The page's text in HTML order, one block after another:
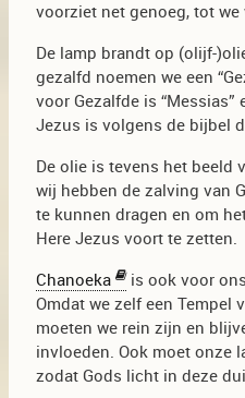
voorziet net genoeg, tot
De lamp brandt op (olijf-
gezalfd noemen we een
voor Gezalfde is “Messias”
Jezus is volgens de bijbel
De olie is tevens het beeld
wij hebben de zalving van
te kunnen dragen en om
Here Jezus voort te zetten.
Chanoeka
is ook voor
Omdat we zelf een Tempel
moeten we rein zijn en
invloeden. Ook moet onze
zodat Gods licht in deze